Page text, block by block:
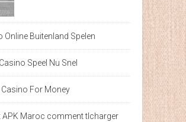
Online Buitenland Spelen
Speel Nu Snel
Casino For Money
APK Maroc comment tlcharger